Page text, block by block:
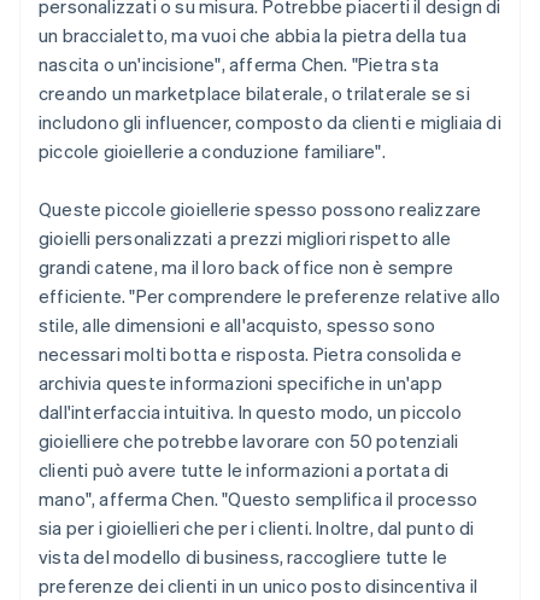
personalizzati o su misura. Potrebbe piacerti il design di
un braccialetto, ma vuoi che abbia la pietra della tua
nascita o un'incisione", afferma Chen. "Pietra sta
creando un marketplace bilaterale, o trilaterale se si
includono gli influencer, composto da clienti e migliaia di
piccole gioiellerie a conduzione familiare".
Queste piccole gioiellerie spesso possono realizzare
gioielli personalizzati a prezzi migliori rispetto alle
grandi catene, ma il loro back office non è sempre
efficiente. "Per comprendere le preferenze relative allo
stile, alle dimensioni e all'acquisto, spesso sono
necessari molti botta e risposta. Pietra consolida e
archivia queste informazioni specifiche in un'app
dall'interfaccia intuitiva. In questo modo, un piccolo
gioielliere che potrebbe lavorare con 50 potenziali
clienti può avere tutte le informazioni a portata di
mano", afferma Chen. "Questo semplifica il processo
sia per i gioiellieri che per i clienti. Inoltre, dal punto di
vista del modello di business, raccogliere tutte le
preferenze dei clienti in un unico posto disincentiva il